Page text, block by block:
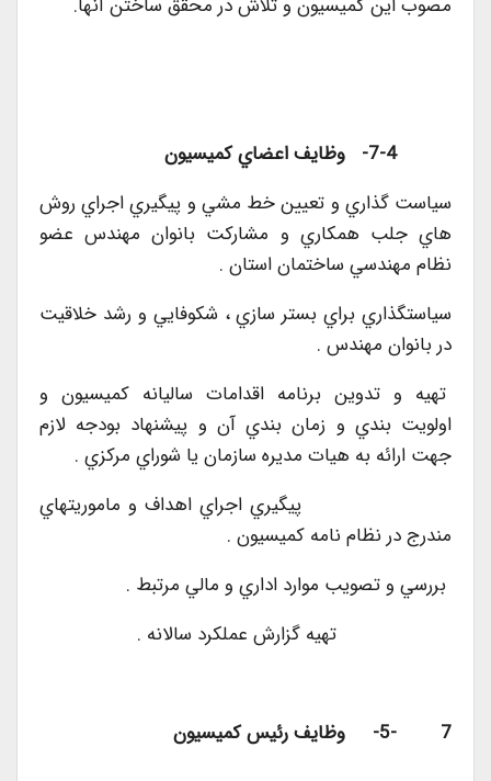
7-4-
وظايف اعضاي كميسيون
سياست گذاري و تعيين خط مشي و پيگيري اجراي روش
هاي جلب همكاري و مشاركت بانوان مهندس عضو
نظام مهندسي ساختمان استان .
سياستگذاري براي بستر سازي ، شكوفايي و رشد خلاقيت
در بانوان مهندس .
تهيه و تدوين برنامه اقدامات ساليانه كميسيون و
اولويت بندي و زمان بندي آن و پيشنهاد بودجه لازم
جهت ارائه به هيات مديره سازمان يا شوراي مركزي .
پيگيري اجراي اهداف و ماموريتهاي
مندرج در نظام نامه كميسيون .
بررسي و تصويب موارد اداري و مالي مرتبط .
تهيه گزارش عملكرد سالانه .
7 -5- وظايف رئيس كميسيون